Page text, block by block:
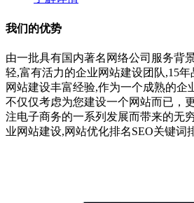
我们的优势
由一批具有国内著名网络公司服务背
轻,富有活力的企业网站建设团队,15年
网站建设丰富经验,作为一个成熟的企
不仅仅考虑为您建设一个网站而已，
注电子商务的一系列发展而带来的无
业网站建设,网站优化排名SEO关键词